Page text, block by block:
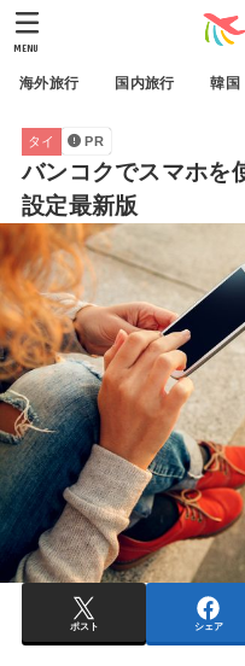
海外旅行 国内旅行 韓国
MENU
タイ PR
バンコクでスマホを
設定最新版
ポスト シェア